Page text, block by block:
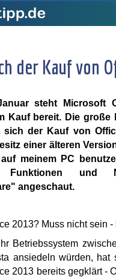
der Kauf von
steht Microsoft
Kauf bereit. Die große
der Kauf von
einer älteren
meinem PC
und
angeschaut.
2013? Muss nicht sein -
Betriebssystem
ansiedeln würden, hat
2013 bereits gegklärt -